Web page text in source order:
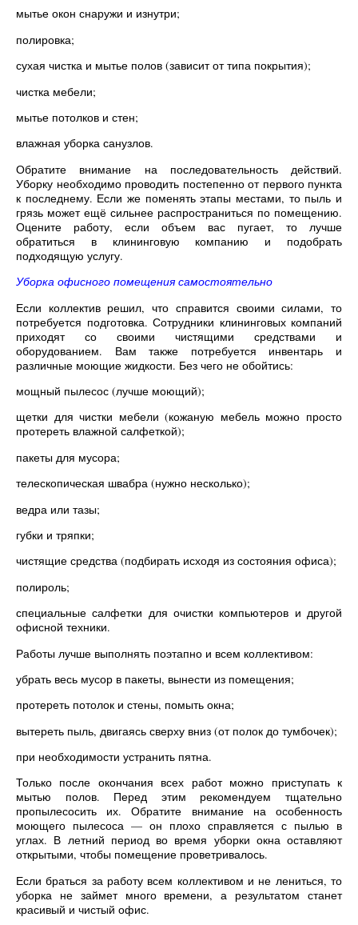
мытье окон снаружи и изнутри;
полировка;
сухая чистка и мытье полов (зависит от типа покрытия);
чистка мебели;
мытье потолков и стен;
влажная уборка санузлов.
Обратите внимание на последовательность действий.
Уборку необходимо проводить постепенно от первого пункта
к последнему. Если же поменять этапы местами, то пыль и
грязь может ещё сильнее распространиться по помещению.
Оцените работу, если объем вас пугает, то лучше
обратиться в клининговую компанию и подобрать
подходящую услугу.
Уборка офисного помещения самостоятельно
Если коллектив решил, что справится своими силами, то
потребуется подготовка. Сотрудники клининговых компаний
приходят со своими чистящими средствами и
оборудованием. Вам также потребуется инвентарь и
различные моющие жидкости. Без чего не обойтись:
мощный пылесос (лучше моющий);
щетки для чистки мебели (кожаную мебель можно просто
протереть влажной салфеткой);
пакеты для мусора;
телескопическая швабра (нужно несколько);
ведра или тазы;
губки и тряпки;
чистящие средства (подбирать исходя из состояния офиса);
полироль;
специальные салфетки для очистки компьютеров и другой
офисной техники.
Работы лучше выполнять поэтапно и всем коллективом:
убрать весь мусор в пакеты, вынести из помещения;
протереть потолок и стены, помыть окна;
вытереть пыль, двигаясь сверху вниз (от полок до тумбочек);
при необходимости устранить пятна.
Только после окончания всех работ можно приступать к
мытью полов. Перед этим рекомендуем тщательно
пропылесосить их. Обратите внимание на особенность
моющего пылесоса — он плохо справляется с пылью в
углах. В летний период во время уборки окна оставляют
открытыми, чтобы помещение проветривалось.
Если браться за работу всем коллективом и не лениться, то
уборка не займет много времени, а результатом станет
красивый и чистый офис.